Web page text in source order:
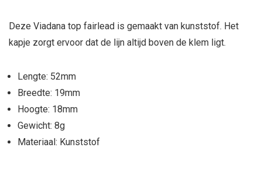
Deze Viadana top fairlead is gemaakt van kunststof. Het
kapje zorgt ervoor dat de lijn altijd boven de klem ligt.
Lengte: 52mm
Breedte: 19mm
Hoogte: 18mm
Gewicht: 8g
Materiaal: Kunststof